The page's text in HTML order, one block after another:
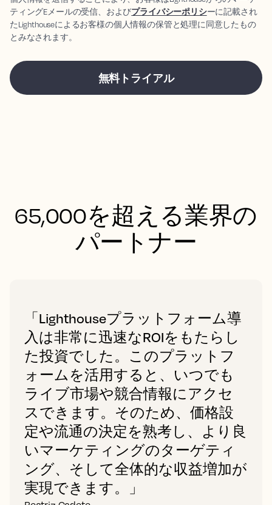
ティングEメールの受信、およびプライバシーポリシーに記載され
たLighthouseによるお客様の個人情報の保管と処理に同意したもの
とみなされます。
65,000を超える業界の
パートナー
「Lighthouseプラットフォーム導
入は非常に迅速なROIをもたらし
た投資でした。このプラットフ
ォームを活用すると、いつでも
ライブ市場や競合情報にアクセ
スできます。そのため、価格設
定や流通の決定を熟考し、より良
いマーケティングのターゲティ
ング、そして全体的な収益増加が
実現できます。」